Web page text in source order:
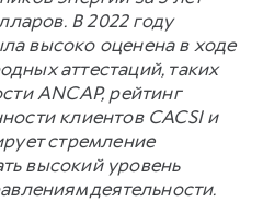
В 2022 году
высоко оценена в ходе
аттестаций, таких
ANCAP, рейтинг
клиентов CACSI и
стремление
высокий уровень
деятельности.